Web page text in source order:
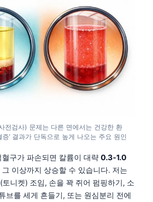
전검사) 문제는 다른 면에서는 건강한 환
증’ 결과가 단독으로 높게 나오는 주요 원인
구가 파손되면 칼륨이 대략 0.3-1.0
그 이상까지 상승할 수 있습니다. 저는
니켓) 조임, 손을 꽉 쥐어 펌핑하기, 소
브를 세게 흔들기, 또는 원심분리 전에